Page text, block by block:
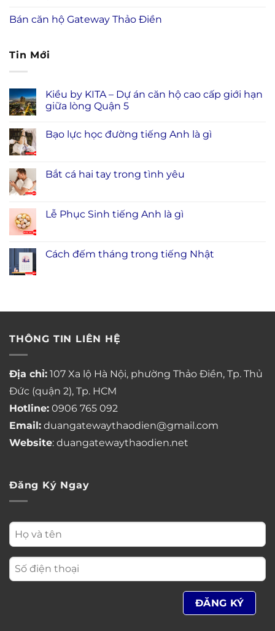
Bán căn hộ Gateway Thảo Điền
Tin Mới
Kiều by KITA – Dự án căn hộ cao cấp giới hạn
giữa lòng Quận 5
Bạo lực học đường tiếng Anh là gì
Bắt cá hai tay trong tình yêu
Lễ Phục Sinh tiếng Anh là gì
Cách đếm tháng trong tiếng Nhật
THÔNG TIN LIÊN HỆ
Địa chỉ: 107 Xa lộ Hà Nội, phường Thảo Điền, Tp. Thủ
Đức (quận 2), Tp. HCM
Hotline: 0906 765 092
Email: duangatewaythaodien@gmail.com
Website: duangatewaythaodien.net
Đăng Ký Ngay